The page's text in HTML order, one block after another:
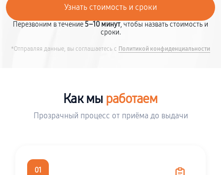
Перезвоним в течение5–10 минут, чтобы назвать стоимость и
сроки.
*Отправляя данные, вы соглашаетесь с Политикой конфиденциальности
Как мы работаем
Прозрачный процесс от приёма до выдачи
01